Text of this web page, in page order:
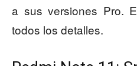
a sus versiones Pro.
todos los detalles.